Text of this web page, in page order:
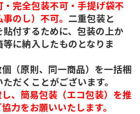
完全包装不可・手提げ袋不
のし）不可。 二重包装と
付するために、包装の上か
に納入したものとなりま
（原則、同一商品）を一括梱
だくことがございます。
、簡易包装（エコ包装）を推
力をお願いいたします。